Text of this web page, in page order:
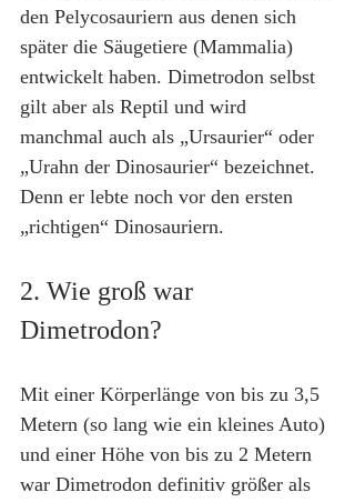
den Pelycosauriern aus denen sich
später die Säugetiere (Mammalia)
entwickelt haben. Dimetrodon selbst
gilt aber als Reptil und wird
manchmal auch als „Ursaurier“ oder
„Urahn der Dinosaurier“ bezeichnet.
Denn er lebte noch vor den ersten
„richtigen“ Dinosauriern.
2. Wie groß war
Dimetrodon?
Mit einer Körperlänge von bis zu 3,5
Metern (so lang wie ein kleines Auto)
und einer Höhe von bis zu 2 Metern
war Dimetrodon definitiv größer als